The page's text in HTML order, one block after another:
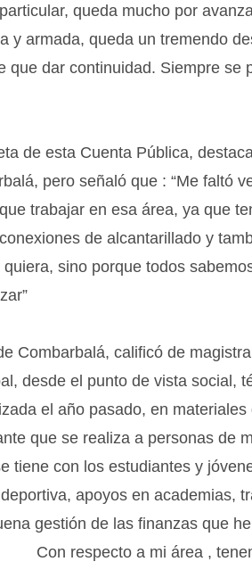
queda mucho por
y armada, queda un tremendo
dar continuidad. Siempre se
de esta Cuenta Pública,
pero señaló que : “Me faltó
trabajar en esa área, ya que
de alcantarillado y
sino porque todos
Combarbalá, calificó de
desde el punto de vista social,
el año pasado, en materiales
que se realiza a personas de
tiene con los estudiantes y
apoyos en academias,
gestión de las finanzas que
respecto a mi área ,